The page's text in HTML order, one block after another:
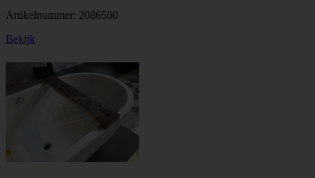
Artikelnummer: 2086500
Bekijk